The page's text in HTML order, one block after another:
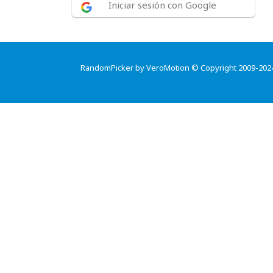
Iniciar sesión con Google
RandomPicker by VeroMotion © Copyright 2009-